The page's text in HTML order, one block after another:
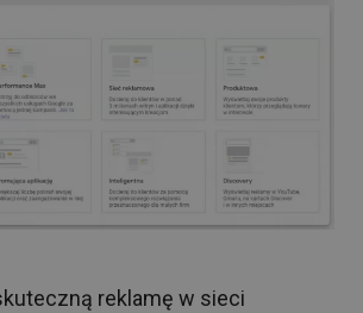
reklamę w sieci